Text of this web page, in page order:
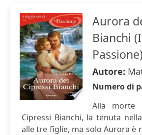
Aurora
Bianchi
Passione)
Autore:
Numero di
Alla morte
Cipressi Bianchi, la tenuta
alle tre figlie, ma solo Aurora è